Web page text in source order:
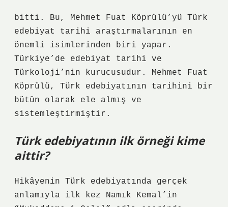
bitti. Bu, Mehmet Fuat Köprülü’yü Türk
edebiyat tarihi araştırmalarının en
önemli isimlerinden biri yapar.
Türkiye’de edebiyat tarihi ve
Türkoloji’nin kurucusudur. Mehmet Fuat
Köprülü, Türk edebiyatının tarihini bir
bütün olarak ele almış ve
sistemleştirmiştir.
Türk edebiyatının ilk örneği kime
aittir?
Hikâyenin Türk edebiyatında gerçek
anlamıyla ilk kez Namık Kemal’in